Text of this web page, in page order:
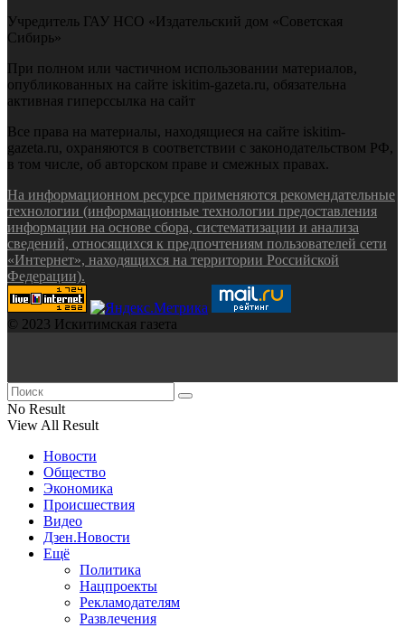
Учредитель ГАУ НСО «Издательский дом «Советская
Сибирь»
При полном или частичном использовании материалов,
опубликованных на сайте iskitim-gazeta.ru, обязательна
активная гиперссылка на сайт
Все права на материалы, находящиеся на сайте iskitim-
gazeta.ru, охраняются в соответствии с законодательством РФ,
в том числе, об авторском праве и смежных правах.
На информационном ресурсе применяются рекомендательные
технологии (информационные технологии предоставления
информации на основе сбора, систематизации и анализа
сведений, относящихся к предпочтениям пользователей сети
«Интернет», находящихся на территории Российской
Федерации).
© 2023 Искитимская газета
No Result
View All Result
Новости
Общество
Экономика
Происшествия
Видео
Дзен.Новости
Ещё
Политика
Нацпроекты
Рекламодателям
Развлечения